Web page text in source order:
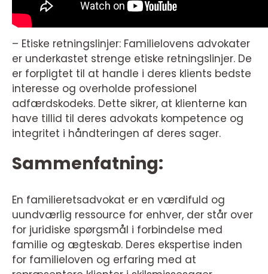
– Etiske retningslinjer: Familielovens advokater
er underkastet strenge etiske retningslinjer. De
er forpligtet til at handle i deres klients bedste
interesse og overholde professionel
adfærdskodeks. Dette sikrer, at klienterne kan
have tillid til deres advokats kompetence og
integritet i håndteringen af deres sager.
Sammenfatning:
En familieretsadvokat er en værdifuld og
uundværlig ressource for enhver, der står over
for juridiske spørgsmål i forbindelse med
familie og ægteskab. Deres ekspertise inden
for familieloven og erfaring med at